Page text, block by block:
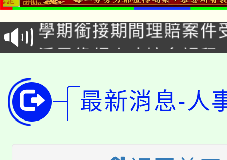
程
學期銜接期間理賠案件
學籍身 分審查程序及
版
淨零綠領人才培育課程
代理(課)教師甄選結果(
「2026金融保險知識
桃園市115學年度學生
生本土語及新住民語歌
最新消息-人